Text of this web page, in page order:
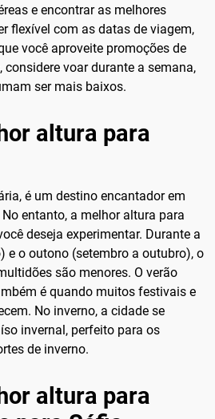
e encontrar as melhores
flexível com as datas de viagem,
você aproveite promoções de
voar durante a semana,
ser mais baixos.
altura para
é um destino encantador em
entanto, a melhor altura para
deseja experimentar. Durante a
e o outono (setembro a outubro), o
são menores. O verão
é quando muitos festivais e
No inverno, a cidade se
invernal, perfeito para os
de inverno.
altura para